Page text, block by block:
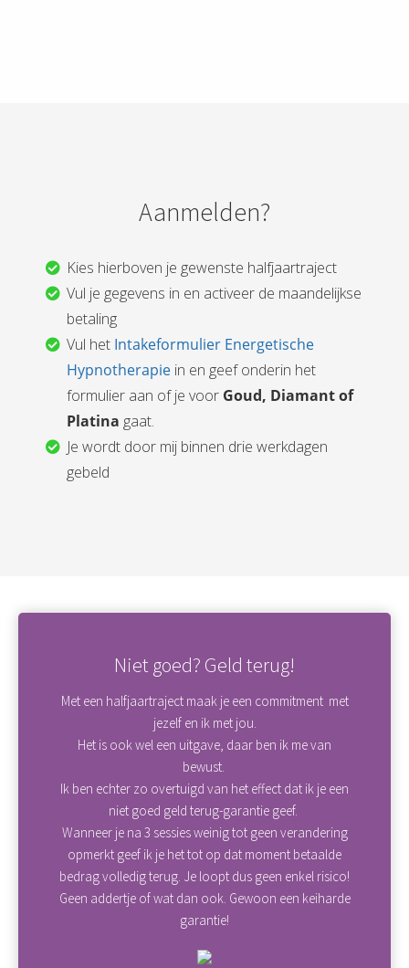
Aanmelden?
Kies hierboven je gewenste halfjaartraject
Vul je gegevens in en activeer de maandelijkse
betaling
Vul het Intakeformulier Energetische
Hypnotherapie in en geef onderin het
formulier aan of je voor Goud, Diamant of
Platina gaat.
Je wordt door mij binnen drie werkdagen
gebeld
Niet goed? Geld terug!
Met een halfjaartraject maak je een commitment met
jezelf en ik met jou.
Het is ook wel een uitgave, daar ben ik me van
bewust.
Ik ben echter zo overtuigd van het effect dat ik je een
niet goed geld terug-garantie geef.
Wanneer je na 3 sessies weinig tot geen verandering
opmerkt geef ik je het tot op dat moment betaalde
bedrag volledig terug. Je loopt dus geen enkel risico!
Geen addertje of wat dan ook. Gewoon een keiharde
garantie!